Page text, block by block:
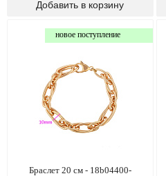
новое поступление
Браслет 20 см - 18b04400-